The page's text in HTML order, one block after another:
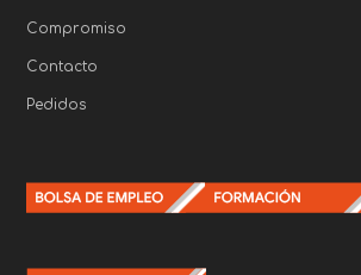
Compromiso
Contacto
Pedidos